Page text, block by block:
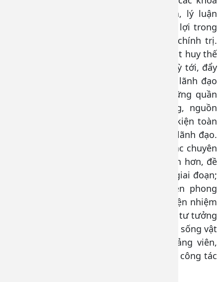
chiếm đa số có trình độ chuyên môn, lý luận
chính trị, năng lực nên có nhiều thuận lợi trong
lãnh đạo, chỉ đạo thực hiện nhiệm vụ chính trị.
Do đó, cấp ủy khóa mới cần tiếp tục phát huy thế
mạnh của mình hơn nữa trong nhiệm kỳ tới, đẩy
mạnh công tác phát triển đảng nhất là lãnh đạo
một số khoa chưa là đảng viên và những quần
chúng tiêu biểu, tạo nguồn cho đảng, nguồn
nhân lực lãnh đạo kế thừa, tham mưu kiện toàn
lãnh đạo các khoa còn khuyết các vị trí lãnh đạo.
Cấp ủy khóa mới định hướng về công tác chuyên
môn cho các khoa cụ thể hơn, toàn diện hơn, đề
ra những chỉ tiêu, kế hoạch theo từng giai đoạn;
nâng cao vai trò trách nhiệm, tính tiền phong
gương mẫu của đảng viên trong thực hiện nhiệm
vụ. Tiếp tục quan tâm nắm bắt tình hình tư tưởng
và làm tốt hơn nữa công tác chăm lo đời sống vật
chất, tinh thần cho đội ngũ cán bộ, đảng viên,
nhân viên y tế, người lao động yên tâm công tác